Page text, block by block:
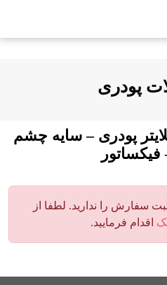
پودری
پودری – سایه چشم
فیکساتور
سفارش را ندارید. لطفا از
اقدام فرمایید.